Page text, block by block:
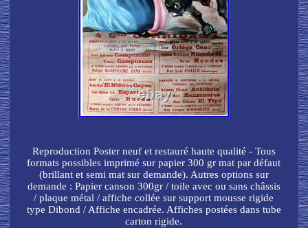
Reproduction Poster neuf et restauré haute qualité - Tous
formats possibles imprimé sur papier 300 gr mat par défaut
(brillant et semi mat sur demande). Autres options sur
demande : Papier canson 300gr / toile avec ou sans châssis
/ plaque métal / affiche collée sur support mousse rigide
type Dibond / Affiche encadrée. Affiches postées dans tube
carton rigide.